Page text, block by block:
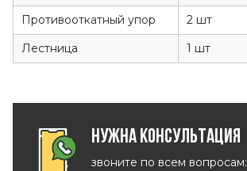
Противооткатный упор
2 шт
Лестница
1 шт
Нужна консультация
звоните по всем вопросам: